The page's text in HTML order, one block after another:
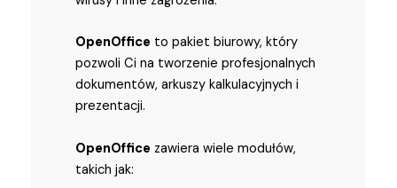
OpenOffice to pakiet biurowy, który
pozwoli Ci na tworzenie profesjonalnych
dokumentów, arkuszy kalkulacyjnych i
prezentacji.
OpenOffice zawiera wiele modułów,
takich jak: